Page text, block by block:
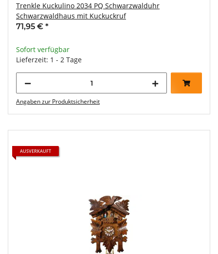
Trenkle Kuckulino 2034 PQ Schwarzwalduhr
Schwarzwaldhaus mit Kuckuckruf
71,95 € *
Sofort verfügbar
Lieferzeit: 1 - 2 Tage
Angaben zur Produktsicherheit
AUSVERKAUFT